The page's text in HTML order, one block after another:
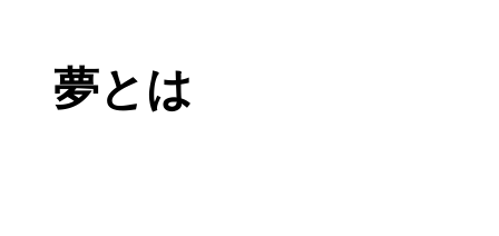
夢とは